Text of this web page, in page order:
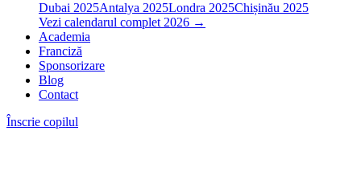
Dubai 2025Antalya 2025Londra 2025Chișinău 2025
Vezi calendarul complet 2026 →
Academia
Franciză
Sponsorizare
Blog
Contact
Înscrie copilul